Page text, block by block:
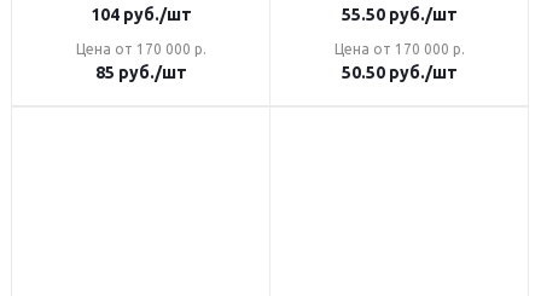
104руб./шт
Цена от 170 000 р.
85 руб./шт
55.50руб./шт
Цена от 170 000 р.
50.50руб./шт